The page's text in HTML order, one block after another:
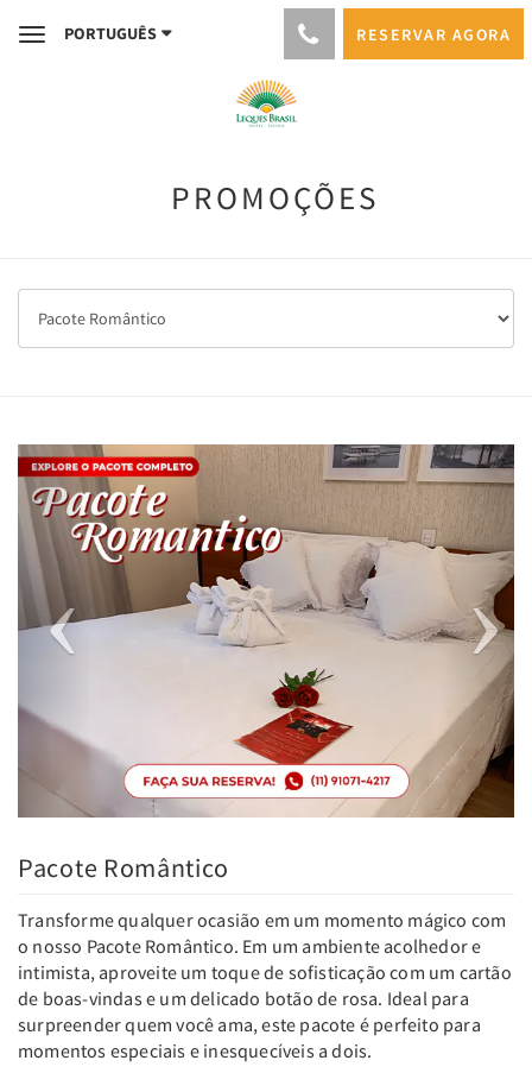
TogglePORTUGUÊS RESERVAR AGORA
PROMOÇÕES
Previous Next
Pacote Romântico
Transforme qualquer ocasião em um momento mágico com
o nosso Pacote Romântico. Em um ambiente acolhedor e
intimista, aproveite um toque de sofisticação com um cartão
de boas-vindas e um delicado botão de rosa. Ideal para
surpreender quem você ama, este pacote é perfeito para
momentos especiais e inesquecíveis a dois.